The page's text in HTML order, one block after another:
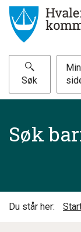
Søk
Min
Søk
Du står her: